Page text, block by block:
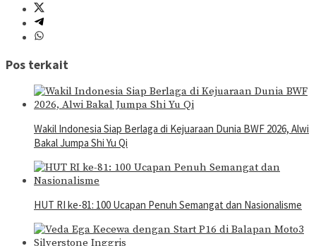
Pos terkait
Wakil Indonesia Siap Berlaga di Kejuaraan Dunia BWF 2026, Alwi
Bakal Jumpa Shi Yu Qi
HUT RI ke-81: 100 Ucapan Penuh Semangat dan Nasionalisme